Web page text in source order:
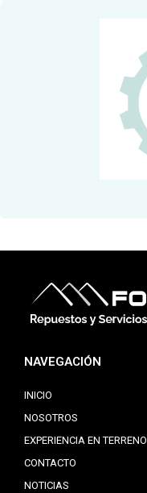
NAVEGACIÓN
INICIO
NOSOTROS
EXPERIENCIA EN TERRENO
CONTACTO
NOTICIAS